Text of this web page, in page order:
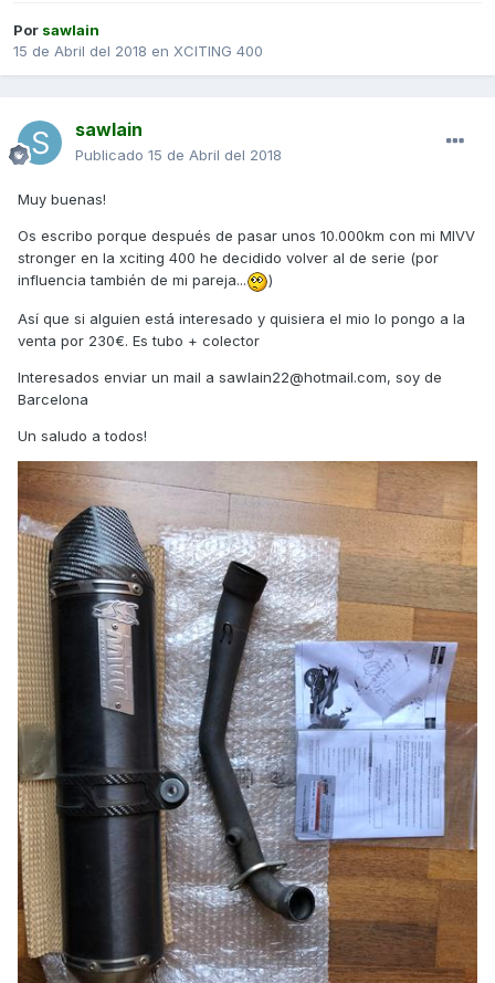
Por sawlain
15 de Abril del 2018 en XCITING 400
sawlain
Publicado 15 de Abril del 2018
Muy buenas!
Os escribo porque después de pasar unos 10.000km con mi MIVV
stronger en la xciting 400 he decidido volver al de serie (por
influencia también de mi pareja...
)
Así que si alguien está interesado y quisiera el mio lo pongo a la
venta por 230€. Es tubo + colector
Interesados enviar un mail a sawlain22@hotmail.com, soy de
Barcelona
Un saludo a todos!